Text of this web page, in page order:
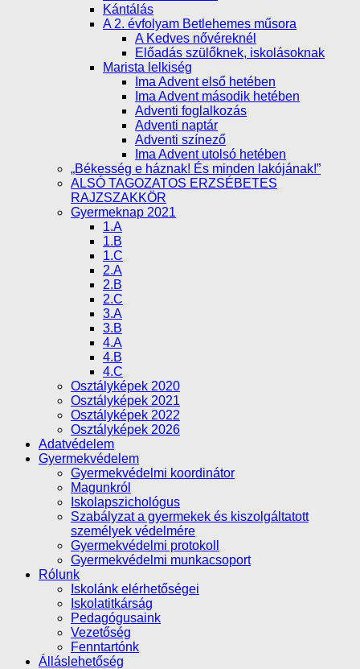
Kántálás
A 2. évfolyam Betlehemes műsora
A Kedves nővéreknél
Előadás szülőknek, iskolásoknak
Marista lelkiség
Ima Advent első hetében
Ima Advent második hetében
Adventi foglalkozás
Adventi naptár
Adventi színező
Ima Advent utolsó hetében
„Békesség e háznak! És minden lakójának!”
ALSÓ TAGOZATOS ERZSÉBETES
RAJZSZAKKÖR
Gyermeknap 2021
1.A
1.B
1.C
2.A
2.B
2.C
3.A
3.B
4.A
4.B
4.C
Osztályképek 2020
Osztályképek 2021
Osztályképek 2022
Osztályképek 2026
Adatvédelem
Gyermekvédelem
Gyermekvédelmi koordinátor
Magunkról
Iskolapszichológus
Szabályzat a gyermekek és kiszolgáltatott
személyek védelmére
Gyermekvédelmi protokoll
Gyermekvédelmi munkacsoport
Rólunk
Iskolánk elérhetőségei
Iskolatitkárság
Pedagógusaink
Vezetőség
Fenntartónk
Álláslehetőség